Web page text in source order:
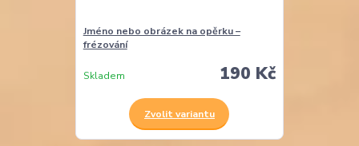
Jméno nebo obrázek na opěrku –
frézování
190 Kč
Skladem
Zvolit variantu